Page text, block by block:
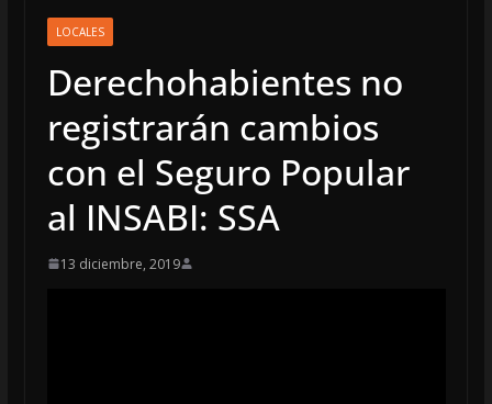
LOCALES
Derechohabientes no
registrarán cambios
con el Seguro Popular
al INSABI: SSA
13 diciembre, 2019